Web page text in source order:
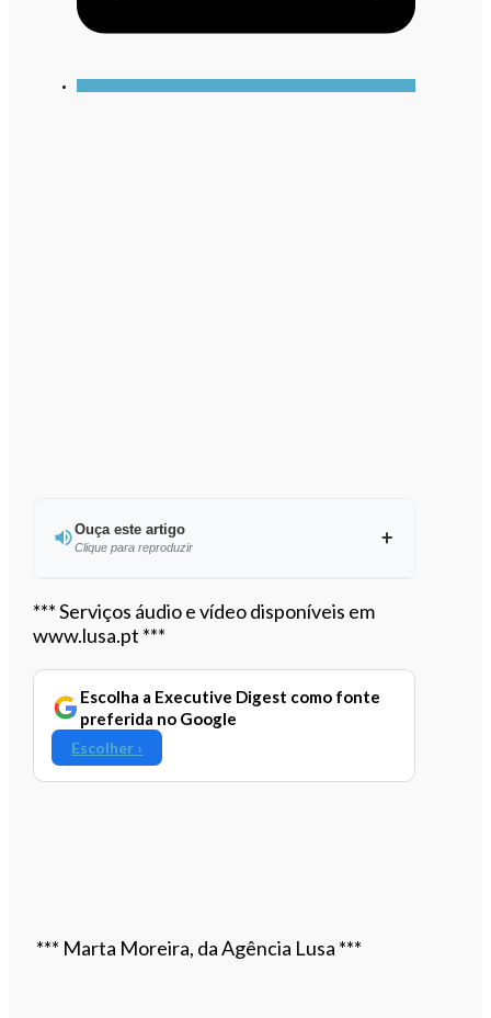
Ouça este artigo
Clique para reproduzir
Ouvir este artigo
*** Serviços áudio e vídeo disponíveis em
www.lusa.pt ***
Escolha a Executive Digest como fonte
preferida no Google
Escolher ›
*** Marta Moreira, da Agência Lusa ***